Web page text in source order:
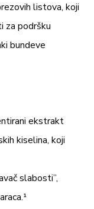
listova, koji
za podršku
bundeve
ekstrakt
kiselina, koji
slabosti”,